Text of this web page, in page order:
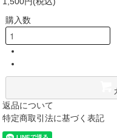
購入数
返品について
特定商取引法に基づく表記